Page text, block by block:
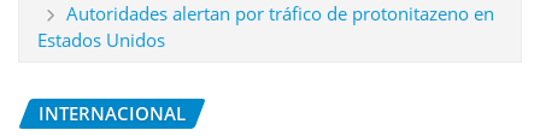
Autoridades alertan por tráfico de protonitazeno en
Estados Unidos
INTERNACIONAL